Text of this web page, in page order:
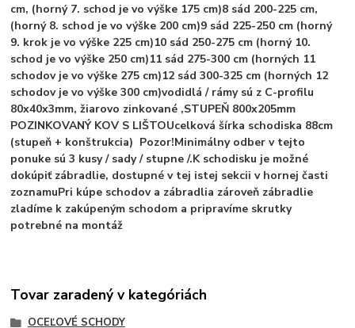
cm, (horný 7. schod je vo výške 175 cm)8 sád 200-225 cm,
(horný 8. schod je vo výške 200 cm)9 sád 225-250 cm (horný
9. krok je vo výške 225 cm)10 sád 250-275 cm (horný 10.
schod je vo výške 250 cm)11 sád 275-300 cm (horných 11
schodov je vo výške 275 cm)12 sád 300-325 cm (horných 12
schodov je vo výške 300 cm)vodidlá / rámy sú z C-profilu
80x40x3mm, žiarovo zinkované ,STUPEŇ 800x205mm
POZINKOVANÝ KOV S LIŠTOUcelková šírka schodiska 88cm
(stupeň + konštrukcia) Pozor!Minimálny odber v tejto
ponuke sú 3 kusy / sady / stupne /.K schodisku je možné
dokúpiť zábradlie, dostupné v tej istej sekcii v hornej časti
zoznamuPri kúpe schodov a zábradlia zároveň zábradlie
zladíme k zakúpeným schodom a pripravíme skrutky
potrebné na montáž
Tovar zaradený v kategóriách
OCEĽOVÉ SCHODY